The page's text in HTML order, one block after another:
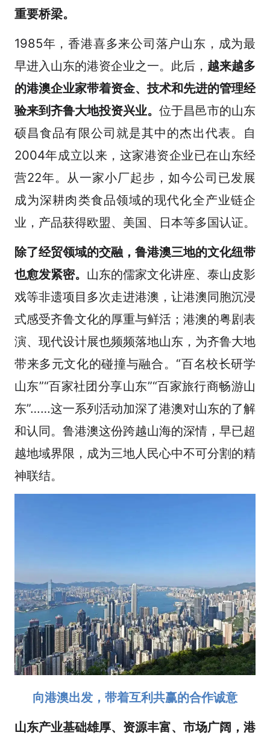
重要桥梁。
1985年，香港喜多来公司落户山东，成为最
早进入山东的港资企业之一。此后， 越来越多
的港澳企业家带着资金、技术和先进的管理经
验来到齐鲁大地投资兴业。位于昌邑市的山东
硕昌食品有限公司就是其中的杰出代表。自
2004年成立以来，这家港资企业已在山东经
营22年。从一家小厂起步，如今公司已发展
成为深耕肉类食品领域的现代化全产业链企
业，产品获得欧盟、美国、日本等多国认证。
除了经贸领域的交融，鲁港澳三地的文化纽带
也愈发紧密。 山东的儒家文化讲座、泰山皮影
戏等非遗项目多次走进港澳，让港澳同胞沉浸
式感受齐鲁文化的厚重与鲜活；港澳的粤剧表
演、现代设计展也频频落地山东，为齐鲁大地
带来多元文化的碰撞与融合。“百名校长研学
山东”“百家社团分享山东”“百家旅行商畅游山
东”……这一系列活动加深了港澳对山东的了解
和认同。鲁港澳这份跨越山海的深情，早已超
越地域界限，成为三地人民心中不可分割的精
神联结。
向港澳出发，带着互利共赢的合作诚意
山东产业基础雄厚、资源丰富、市场广阔，港